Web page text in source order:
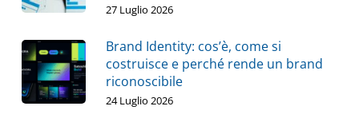
27 Luglio 2026
Brand Identity: cos’è, come si
costruisce e perché rende un brand
riconoscibile
24 Luglio 2026